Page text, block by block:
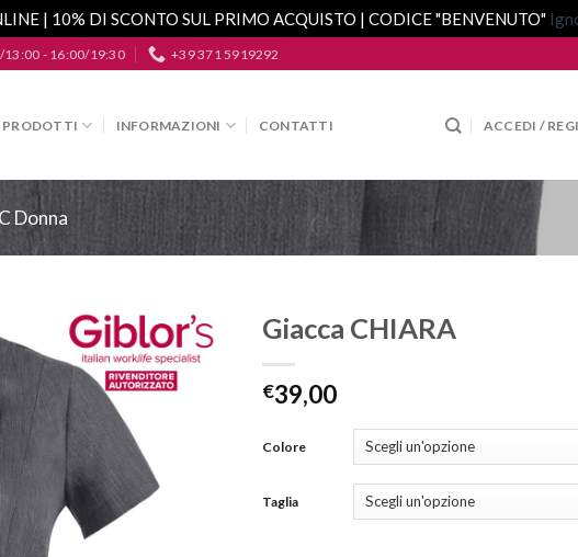
| 10% DI SCONTO SUL PRIMO ACQUISTO | CODICE "BENVENUTO"
13:00 - 16:00/19:30 +39 371 5919292
PRODOTTI INFORMAZIONI CONTATTI ACCEDI /
Donna
Aggiungi
alla lista
Giacca CHIARA
€39,00
Colore
Taglia